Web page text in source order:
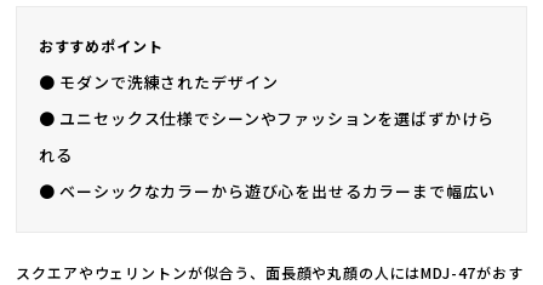
おすすめポイント
● モダンで洗練されたデザイン
● ユニセックス仕様でシーンやファッションを選ばずかけら
れる
● ベーシックなカラーから遊び心を出せるカラーまで幅広い
スクエアやウェリントンが似合う、面長顔や丸顔の人にはMDJ-47がおす